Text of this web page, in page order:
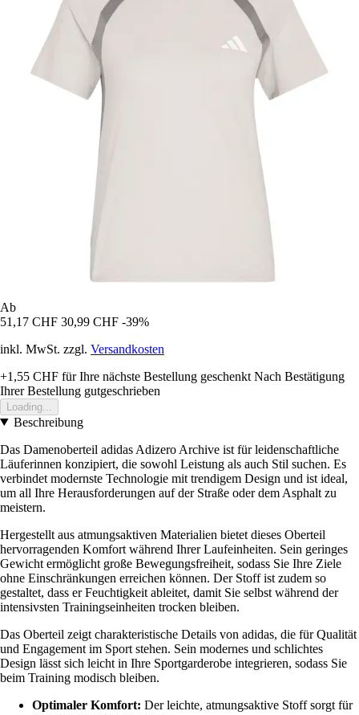
Ab
51,17 CHF 30,99 CHF -39%
inkl. MwSt. zzgl. Versandkosten
+1,55 CHF für Ihre nächste Bestellung geschenkt Nach Bestätigung
Ihrer Bestellung gutgeschrieben
Loading...
Beschreibung
Das Damenoberteil adidas Adizero Archive ist für leidenschaftliche
Läuferinnen konzipiert, die sowohl Leistung als auch Stil suchen. Es
verbindet modernste Technologie mit trendigem Design und ist ideal,
um all Ihre Herausforderungen auf der Straße oder dem Asphalt zu
meistern.
Hergestellt aus atmungsaktiven Materialien bietet dieses Oberteil
hervorragenden Komfort während Ihrer Laufeinheiten. Sein geringes
Gewicht ermöglicht große Bewegungsfreiheit, sodass Sie Ihre Ziele
ohne Einschränkungen erreichen können. Der Stoff ist zudem so
gestaltet, dass er Feuchtigkeit ableitet, damit Sie selbst während der
intensivsten Trainingseinheiten trocken bleiben.
Das Oberteil zeigt charakteristische Details von adidas, die für Qualität
und Engagement im Sport stehen. Sein modernes und schlichtes
Design lässt sich leicht in Ihre Sportgarderobe integrieren, sodass Sie
beim Training modisch bleiben.
Optimaler Komfort: Der leichte, atmungsaktive Stoff sorgt für